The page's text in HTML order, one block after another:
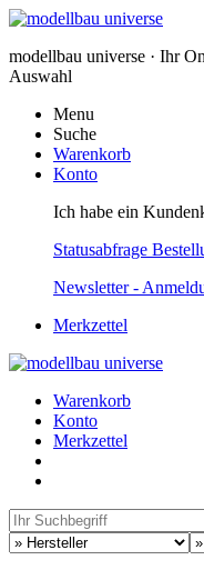
modellbau universe · Ihr
Auswahl
Menu
Suche
Warenkorb
Konto
Ich habe ein
Statusabfrage
Newsletter -
Merkzettel
Warenkorb
Konto
Merkzettel